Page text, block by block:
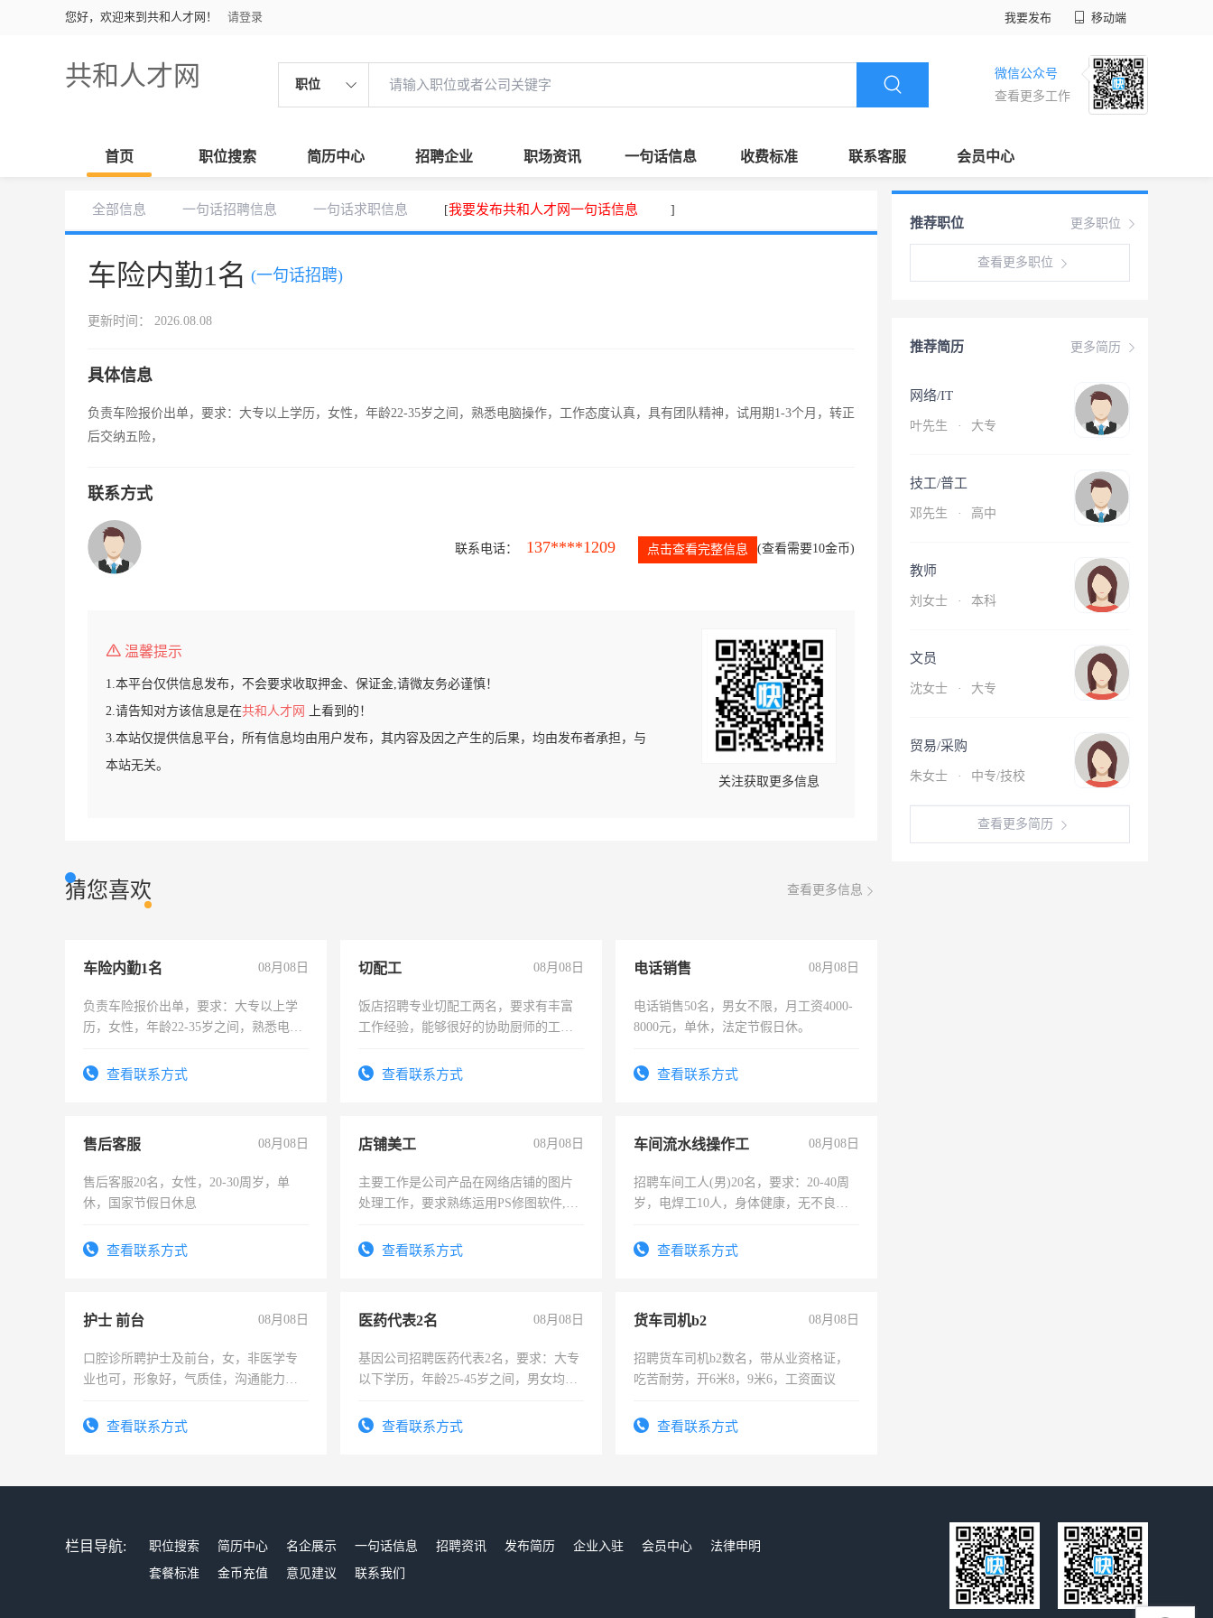
您好，欢迎来到共和人才网！ 请登录 我要发布 移动端
共和人才网 职位
微信公众号
查看更多工作
首页 职位搜索 简历中心 招聘企业 职场资讯 一句话信息 收费标准 联系客服 会员中心
全部信息 一句话招聘信息 一句话求职信息 [我要发布共和人才网一句话信息 ]
车险内勤1名 (一句话招聘)
更新时间： 2026.08.08
具体信息
负责车险报价出单，要求：大专以上学历，女性，年龄22-35岁之间，熟悉电脑操作，工作态度认真，具有团队精神，试用期1-3个月，转正
后交纳五险，
联系方式
联系电话： 137****1209 点击查看完整信息 (查看需要10金币)
温馨提示
1.本平台仅供信息发布，不会要求收取押金、保证金,请微友务必谨慎！
2.请告知对方该信息是在共和人才网
上看到的！
3.本站仅提供信息平台，所有信息均由用户发布，其内容及因之产生的后果，均由发布者承担，与
本站无关。
关注获取更多信息
猜您喜欢 查看更多信息
车险内勤1名 08月08日
负责车险报价出单，要求：大专以上学
历，女性，年龄22-35岁之间，熟悉电脑
试用期1-3个月，转正后交纳五险，
查看联系方式
切配工 08月08日
饭店招聘专业切配工两名，要求有丰富
工作经验，能够很好的协助厨师的工
4500。查看联系方式
电话销售 08月08日
电话销售50名，男女不限，月工资4000-
8000元，单休，法定节假日休。
查看联系方式
售后客服 08月08日
售后客服20名，女性，20-30周岁，单
休，国家节假日休息
查看联系方式
店铺美工 08月08日
主要工作是公司产品在网络店铺的图片
处理工作，要求熟练运用PS修图软件,工
查看联系方式
车间流水线操作工 08月08日
招聘车间工人(男)20名，要求：20-40周
岁，电焊工10人，身体健康，无不良嗜
宿，免费发放劳保用品，两班倒，每月
查看联系方式
护士 前台 08月08日
口腔诊所聘护士及前台，女，非医学专
业也可，形象好，气质佳，沟通能力
查看联系方式
医药代表2名 08月08日
基因公司招聘医药代表2名，要求：大专
以下学历，年龄25-45岁之间，男女均
表或者有医学资质的优先，底薪+绩效，
查看联系方式
货车司机b2 08月08日
招聘货车司机b2数名，带从业资格证，
吃苦耐劳，开6米8，9米6，工资面议
查看联系方式
更多职位
推荐职位
查看更多职位
更多简历
推荐简历
网络/IT
叶先生 · 大专
技工/普工
邓先生 · 高中
教师
刘女士 · 本科
文员
沈女士 · 大专
贸易/采购
朱女士 · 中专/技校
查看更多简历
栏目导航: 职位搜索 简历中心 名企展示 一句话信息 招聘资讯 发布简历 企业入驻 会员中心
法律申明
套餐标准
金币充值 意见建议 联系我们